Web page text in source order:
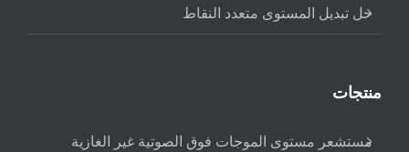
حل تبديل المستوى متعدد النقاط
منتجات
مستشعر مستوى الموجات فوق الصوتية غير الغازية